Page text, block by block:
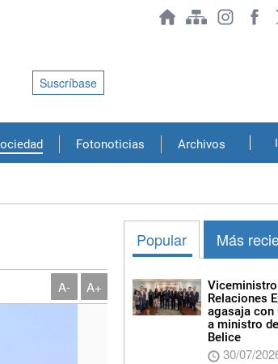
Fotonoticias Archivos
Suscríbase
A- A+
Popular Más
Relaciones
agasaja con
a ministro
Belice
30/07/